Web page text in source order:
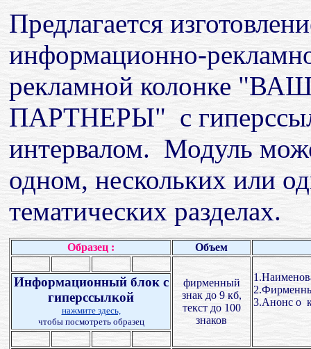
Предлагается
информационно-
рекламной колонке
ПАРТНЕРЫ" с
интервалом. Модуль
одном, нескольких или
тематических разделах.
Образец : Объем
фирменный
знак до 9 кб,
текст до 100
знаков
3.Анонс о
Информационный блок с
гиперссылкой
нажмите здесь,
чтобы посмотреть образец